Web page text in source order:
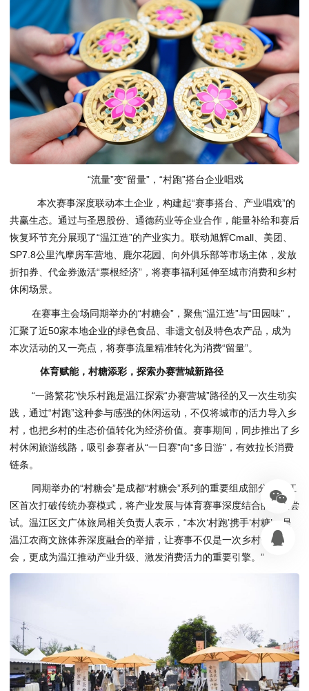
“流量”变“留量”，“村跑”搭台企业唱戏
本次赛事深度联动本土企业，构建起“赛事搭台、产业唱戏”的
共赢生态。通过与圣恩股份、通德药业等企业合作，能量补给和赛后
恢复环节充分展现了“温江造”的产业实力。联动旭辉Cmall、美团、
SP7.8公里汽摩房车营地、鹿尔花园、向外俱乐部等市场主体，发放
折扣券、代金券激活“票根经济”，将赛事福利延伸至城市消费和乡村
休闲场景。
在赛事主会场同期举办的“村糖会”，聚焦“温江造”与“田园味”，
汇聚了近50家本地企业的绿色食品、非遗文创及特色农产品，成为
本次活动的又一亮点，将赛事流量精准转化为消费“留量”。
体育赋能，村糖添彩，探索办赛营城新路径
“一路繁花”快乐村跑是温江探索“办赛营城”路径的又一次生动实
践，通过“村跑”这种参与感强的休闲运动，不仅将城市的活力导入乡
村，也把乡村的生态价值转化为经济价值。赛事期间，同步推出了乡
村休闲旅游线路，吸引参赛者从“一日赛”向“多日游”，有效拉长消费
链条。
同期举办的“村糖会”是成都“村糖会”系列的重要组成部分。温江
区首次打破传统办赛模式，将产业发展与体育赛事深度结合的一次尝
试。温江区文广体旅局相关负责人表示，“本次‘村跑’携手‘村糖’，是
温江农商文旅体养深度融合的举措，让赛事不仅是一次乡村体育盛
会，更成为温江推动产业升级、激发消费活力的重要引擎。”